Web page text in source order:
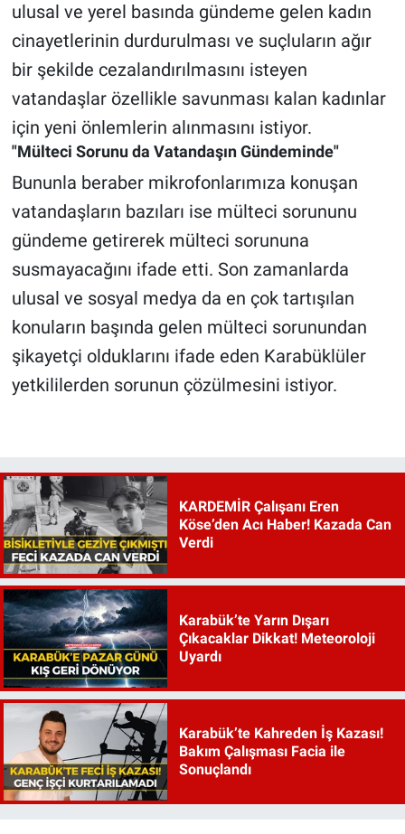
ulusal ve yerel basında gündeme gelen kadın
cinayetlerinin durdurulması ve suçluların ağır
bir şekilde cezalandırılmasını isteyen
vatandaşlar özellikle savunması kalan kadınlar
için yeni önlemlerin alınmasını istiyor.
"Mülteci Sorunu da Vatandaşın Gündeminde"
Bununla beraber mikrofonlarımıza konuşan
vatandaşların bazıları ise mülteci sorununu
gündeme getirerek mülteci sorununa
susmayacağını ifade etti. Son zamanlarda
ulusal ve sosyal medya da en çok tartışılan
konuların başında gelen mülteci sorunundan
şikayetçi olduklarını ifade eden Karabüklüler
yetkililerden sorunun çözülmesini istiyor.
KARDEMİR Çalışanı Eren
Köse’den Acı Haber! Kazada Can
Verdi
Karabük’te Yarın Dışarı
Çıkacaklar Dikkat! Meteoroloji
Uyardı
Karabük’te Kahreden İş Kazası!
Bakım Çalışması Facia ile
Sonuçlandı